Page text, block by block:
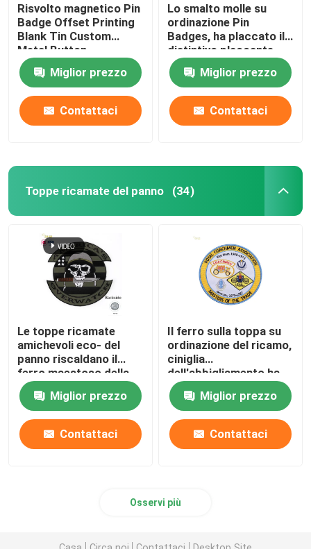
Risvolto magnetico Pin
Badge Offset Printing
Blank Tin Custom
Metal Button
Miglior prezzo
Contattaci
Lo smalto molle su
ordinazione Pin
Badges, ha placcato il
distintivo placcante
della stella del metallo
dell'oro per il regalo
Miglior prezzo
Contattaci
Toppe ricamate del panno (34)
Le toppe ricamate
amichevoli eco- del
panno riscaldano il
ferro maestoso della
società polisportiva
della stampa sul
cappello
Miglior prezzo
Contattaci
Il ferro sulla toppa su
ordinazione del ricamo,
ciniglia
dell'abbigliamento ha
ricamato le toppe della
letteraMiglior prezzo
Contattaci
Osservi più